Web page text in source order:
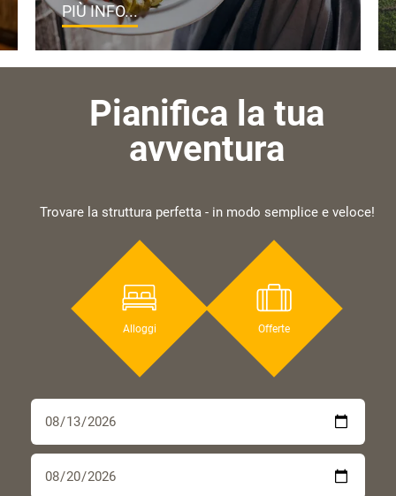
PIÙ INFO...
Pianifica la tua
avventura
Trovare la struttura perfetta - in modo semplice e veloce!
Alloggi Offerte